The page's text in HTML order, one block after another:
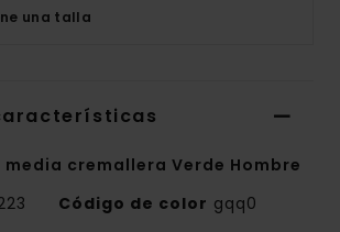
una talla
cremallera Verde Hombre
Código de color gqq0